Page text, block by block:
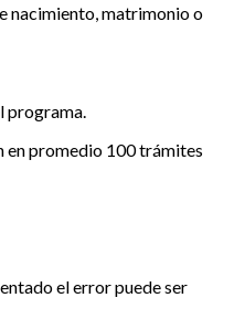
nacimiento, matrimonio o
programa.
en promedio 100 trámites
el error puede ser